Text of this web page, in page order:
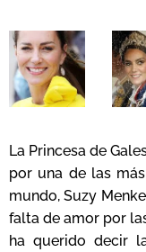
La Princesa de
por una de las
mundo, Suzy
falta de amor por
ha querido decir